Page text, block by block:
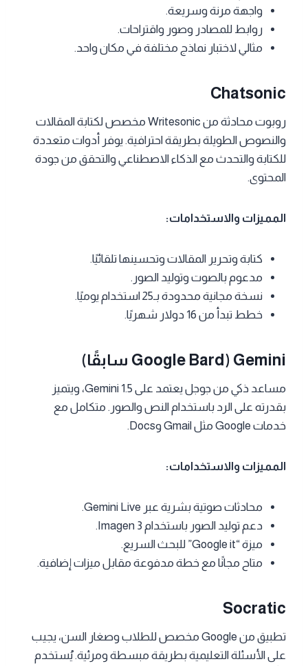
واجهة مرنة وسريعة.
روابط للمصادر وصور واقتراحات.
مثالي لاختبار نماذج مختلفة في مكان واحد.
Chatsonic
روبوت محادثة من Writesonic مخصص لكتابة المقالات
والنصوص الطويلة بطريقة احترافية. يوفر أدوات متعددة
للكتابة والتحدث مع الذكاء الاصطناعي والتحقق من جودة
المحتوى.
المميزات والاستخدامات:
كتابة وتحرير المقالات وتحسينها تلقائيًا.
مدعوم بالصوت وتوليد الصور.
نسخة مجانية محدودة بـ25 استخدام يوميًا.
خطط تبدأ من 16 دولار شهريًا.
Gemini (Google Bard سابقًا)
مساعد ذكي من جوجل يعتمد على Gemini 1.5، ويتميز
بقدرته على الرد باستخدام النص والصور. متكامل مع
خدمات Google مثل Gmail وDocs.
المميزات والاستخدامات:
محادثات صوتية بشرية عبر Gemini Live.
دعم توليد الصور باستخدام Imagen 3.
ميزة “Google it” للبحث السريع.
متاح مجانًا مع خطة مدفوعة مقابل ميزات إضافية.
Socratic
تطبيق من Google مخصص للطلاب وصغار السن، يجيب
على الأسئلة التعليمية بطريقة مبسطة ومرئية. يُستخدم